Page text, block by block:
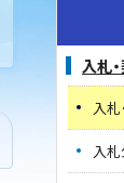
入札
入札
入